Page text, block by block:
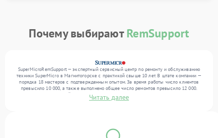
Почему выбираютRemSupport
SuperMicroRemSupport — экспертный сервисный центр по ремонту и обслуживанию
техники SuperMicro в Магнитогорске с практикой свыше 10 лет. В штате компании —
порядка 18 мастеров с подтвержденным опытом. За время работы число клиентов
превысило 10 000, а также выполнено общее число ремонтов превысило 12 000.
Ежемесячно в сервисный центр поступает свыше 300 единиц техники, включая , , . Мы
беремся за задачи любой сложности и гарантируем высокое качество обслуживания
Читать далее